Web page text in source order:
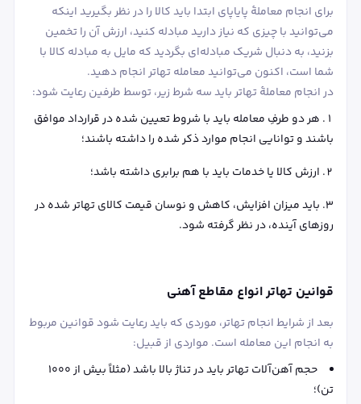
برای انجام معاملۀ پایاپای ابتدا باید کالا را در نظر بگیرید اینکه
می‌توانید با چیزی که نیاز دارید مبادله کنید، ارزش آن را تخمین
بزنید، به دنبال شریک مبادله‌ای بگردید که مایل به مبادله کالا با
شما است، اکنون می‌توانید معامله تهاتر انجام دهید.
در انجام معاملۀ تهاتر باید سه شرط زیر، توسط طرفین رعایت شود:
هر دو طرفِ معامله باید با شروط تعیین شده در قرارداد موافق
باشند و توانایی انجام موارد ذکر شده را داشته باشند؛
ارزش کالا یا خدمات باید با هم برابری داشته باشد؛
باید میزان افزایش، کاهش و نوسان قیمت کالای تهاتر شده در
روزهای آینده، در نظر گرفته شود.
قوانین تهاتر انواع مقاطع آهنی
بعد از شرایط انجام تهاتر، موردی که باید رعایت شود قوانین مربوط
به انجام این معامله است. مواردی از قبیل:
حجم آهن‌آلات تهاتر باید در تناژ بالا باشد (مثلاً بیش از 1000
تن)؛